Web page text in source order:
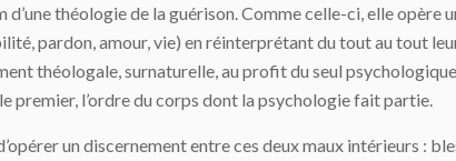
d’une théologie de la guérison. Comme celle-ci, elle
pardon, amour, vie) en réinterprétant du tout au tout
théologale, surnaturelle, au profit du seul
premier, l’ordre du corps dont la psychologie fait partie.
un discernement entre ces deux maux intérieurs :